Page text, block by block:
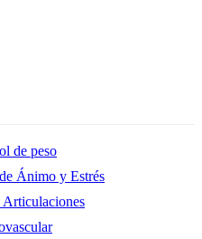
de peso
Ánimo y Estrés
Articulaciones